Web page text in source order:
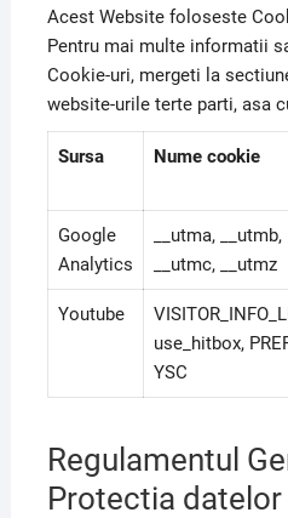
Acest Website foloseste
Pentru mai multe informatii
Cookie-uri, mergeti la
website-urile terte parti, asa
Sursa Nume cookie
Google
Analytics
__utma, __utmb,
__utmc, __utmz
Youtube
use_hitbox,
YSC
Regulamentul
Protectia